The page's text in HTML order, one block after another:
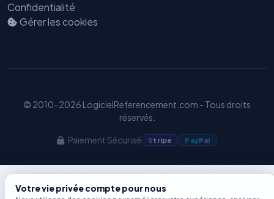
Confidentialité
Gérer les cookies
© 2010-2026 LogicielReferencement.com - Tous droits
réservés.
Paiement Sécurisé Stripe PayPal
Votre vie privée compte pour nous